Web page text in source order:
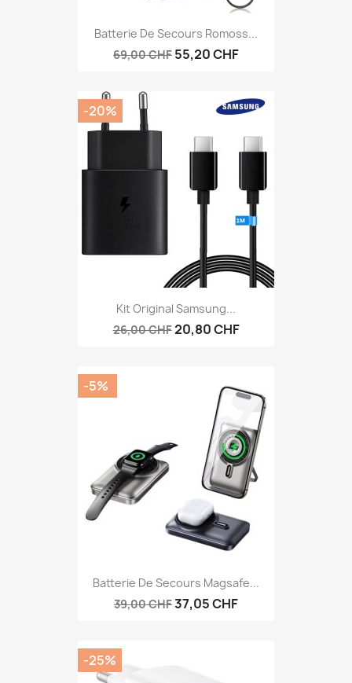
Batterie De Secours Romoss...
69,00 CHF 55,20 CHF
Kit Original Samsung...
26,00 CHF20,80 CHF
-20%
Batterie De Secours Magsafe...
39,00 CHF37,05 CHF
-5%
-25%